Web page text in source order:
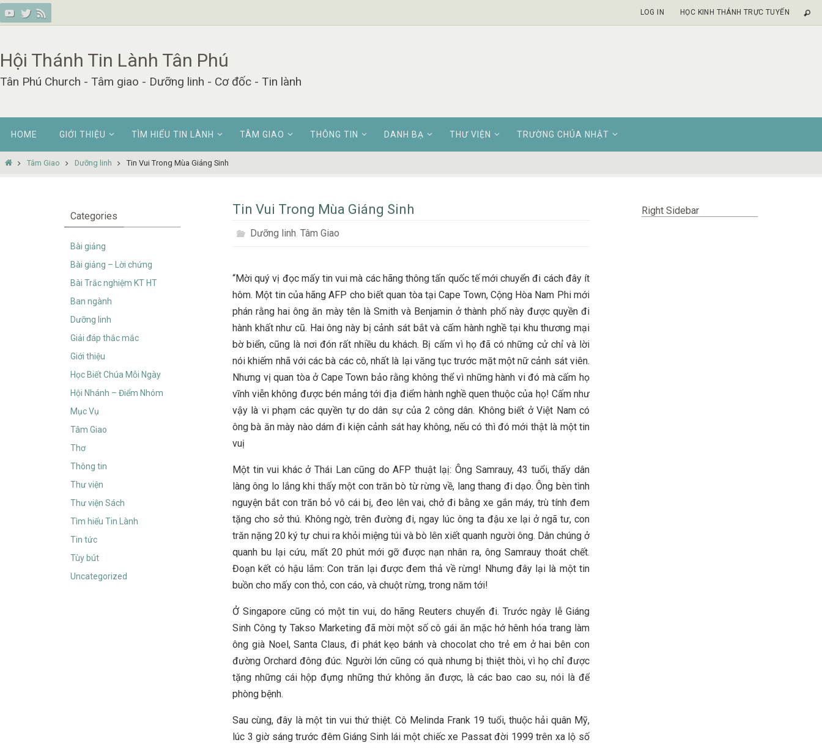
Skip
to
LOG IN HỌC KINH THÁNH TRỰC TUYẾN
Hội Thánh Tin Lành Tân Phú
Tân Phú Church - Tâm giao - Dưỡng linh - Cơ đốc - Tin lành
content
HOME GIỚI THIỆU TÌM HIỂU TIN LÀNH TÂM GIAO THÔNG TIN DANH BẠ THƯ VIỆN TRƯỜNG CHÚA NHẬT
HomeTâm Giao Dưỡng linh Tin Vui Trong Mùa Giáng Sinh
Tin Vui Trong Mùa Giáng Sinh
Dưỡng linh, Tâm Giao
“Mời quý vị đọc mấy tin vui mà các hãng thông tấn quốc tế mới chuyển đi cách đây ít
hôm. Một tin của hãng AFP cho biết quan tòa tại Cape Town, Cộng Hòa Nam Phi mới
phán rằng hai ông ăn mày tên là Smith và Benjamin ở thành phố này được quyền đi
hành khất như cũ. Hai ông này bị cảnh sát bắt và cấm hành nghề tại khu thương mại
bờ biển, cũng là nơi đón rất nhiều du khách. Bị cấm vì họ đã có những cử chỉ và lời
nói khiếm nhã với các bà các cô, nhất là lại văng tục trước mặt một nữ cảnh sát viên.
Nhưng vị quan tòa ở Cape Town bảo rằng không thể vì những hành vi đó mà cấm họ
vĩnh viễn không được bén mảng tới địa điểm hành nghề quen thuộc của họ! Cấm như
vậy là vi phạm các quyền tự do dân sự của 2 công dân. Không biết ở Việt Nam có
ông bà ăn mày nào dám đi kiện cảnh sát hay không, nếu có thì đó mới thật là một tin
vuị
Một tin vui khác ở Thái Lan cũng do AFP thuật lạị: Ông Samrauy, 43 tuổi, thấy dân
làng ông lo lắng khi thấy một con trăn bò từ rừng về, lang thang đi dạo. Ông bèn tình
nguyện bắt con trăn bỏ vô cái bị, đeo lên vai, chở đi bằng xe gắn máy, trù tính đem
tặng cho sở thú. Không ngờ, trên đường đi, ngay lúc ông ta đậu xe lại ở ngã tư, con
trăn nặng 20 ký tự chui ra khỏi miệng túi và bò lên xiết quanh người ông. Dân chúng ở
quanh bu lại cứu, mất 20 phút mới gỡ được nạn nhân ra, ông Samrauy thoát chết.
Đoạn kết có hậu lắm: Con trăn lại được đem thả về rừng! Nhưng đây lại là một tin
buồn cho mấy con thỏ, con cáo, và chuột rừng, trong năm tới!
Ở Singapore cũng có một tin vui, do hãng Reuters chuyển đi. Trước ngày lễ Giáng
Sinh Công ty Takso Marketing đã mời một số cô gái ăn mặc hớ hênh hóa trang làm
ông già Noel, Santa Claus, đi phát kẹo bánh và chocolat cho trẻ em ở hai bên con
đường Orchard đông đúc. Người lớn cũng có quà nhưng bị thiệt thòi, vì họ chỉ được
tặng những cái hộp đựng những thứ không ăn được, là các bao cao su, nói là để
phòng bệnh.
Sau cùng, đây là một tin vui thứ thiệt. Cô Melinda Frank 19 tuổi, thuộc hải quân Mỹ,
lúc 3 giờ sáng trước đêm Giáng Sinh lái một chiếc xe Passat đời 1999 trên xa lộ số
Categories
Bài giảng
Bài giảng – Lời chứng
Bài Trắc nghiệm KT HT
Ban ngành
Dưỡng linh
Giải đáp thắc mắc
Giới thiệu
Học Biết Chúa Mỗi Ngày
Hội Nhánh – Điểm Nhóm
Mục Vụ
Tâm Giao
Thơ
Thông tin
Thư viện
Thư viện Sách
Tìm hiểu Tin Lành
Tin tức
Tùy bút
Uncategorized
Right Sidebar